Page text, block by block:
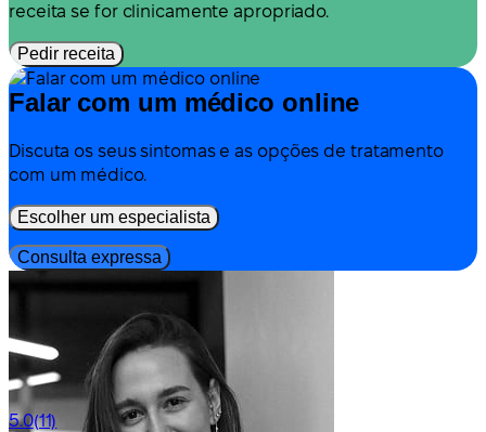
receita se for clinicamente apropriado.
Pedir receita
Falar com um médico online
Discuta os seus sintomas e as opções de tratamento
com um médico.
Escolher um especialista
Consulta expressa
5.0(11)